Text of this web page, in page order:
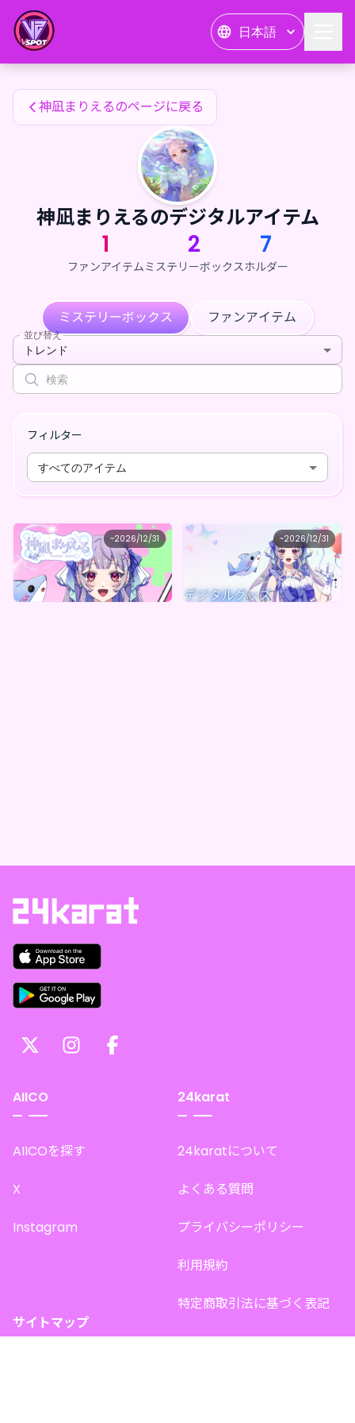
日本語
神凪まりえるのファンアイテム
神凪まりえるのページに戻る
神凪まりえるのデジタルアイテム
1
ファンアイテム
2
ミステリーボックス
7
ホルダー
ミステリーボックス ファンアイテム
並び替え
トレンド
フィルター
すべてのアイテム
~2026/12/31
神凪まりえる
神凪まりえる しゅわしゅわBOX(全10種)
最低価格
¥ 1,000 購入はこちら
~2026/12/31
神凪まりえる
神凪まりえるのしゅわしゅわオリジナルデジタルBOX（全５種）
¥1,000 購入はこちら
AIICO
AIICOを探す
X
Instagram
24karat
24karatについて
よくある質問
プライバシーポリシー
利用規約
特定商取引法に基づく表記
サイトマップ
神凪まりえるのファンアイテム — 24karat